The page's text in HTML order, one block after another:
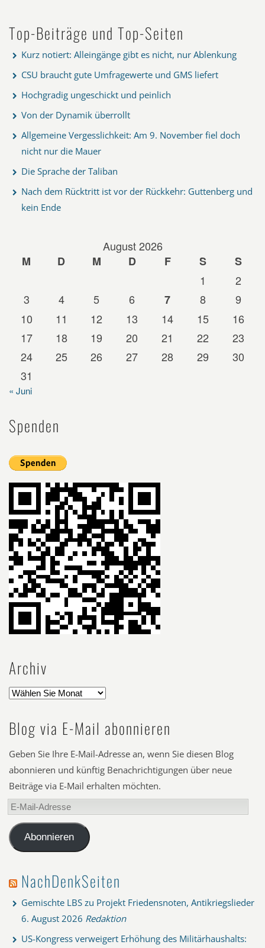
Top-Beiträge und Top-Seiten
Kurz notiert: Alleingänge gibt es nicht, nur Ablenkung
CSU braucht gute Umfragewerte und GMS liefert
Hochgradig ungeschickt und peinlich
Von der Dynamik überrollt
Allgemeine Vergesslichkeit: Am 9. November fiel doch
nicht nur die Mauer
Die Sprache der Taliban
Nach dem Rücktritt ist vor der Rückkehr: Guttenberg und
kein Ende
August 2026
M
D M D F S
S
1
2
3
4 5 6 7 8
9
10
11 12 13 14 15
16
17
18 19 20 21 22
23
24
25 26 27 28 29
30
31
« Juni
Spenden
Archiv
Blog via E-Mail abonnieren
Geben Sie Ihre E-Mail-Adresse an, wenn Sie diesen Blog
abonnieren und künftig Benachrichtigungen über neue
Beiträge via E-Mail erhalten möchten.
E-
Mail-
AdresseAbonnieren
NachDenkSeiten
Gemischte LBS zu Projekt Friedensnoten, Antikriegslieder
6. August 2026 Redaktion
US-Kongress verweigert Erhöhung des Militärhaushalts: